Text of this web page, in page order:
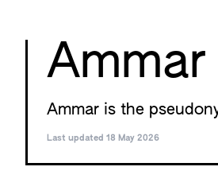
Ammar
Ammar is the
Last updated 18 May 2026